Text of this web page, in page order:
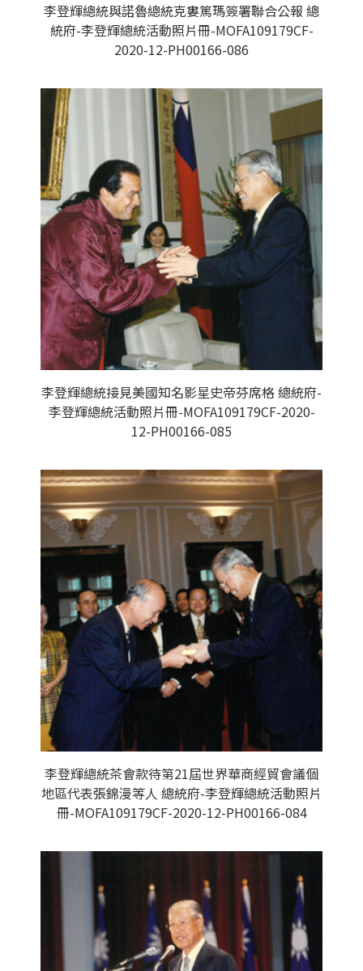
李登輝總統與諾魯總統克婁篤瑪簽署聯合公報 總
統府-李登輝總統活動照片冊-MOFA109179CF-
2020-12-PH00166-086
李登輝總統接見美國知名影星史帝芬席格 總統府-
李登輝總統活動照片冊-MOFA109179CF-2020-
12-PH00166-085
李登輝總統茶會款待第21屆世界華商經貿會議個
地區代表張錦漫等人 總統府-李登輝總統活動照片
冊-MOFA109179CF-2020-12-PH00166-084